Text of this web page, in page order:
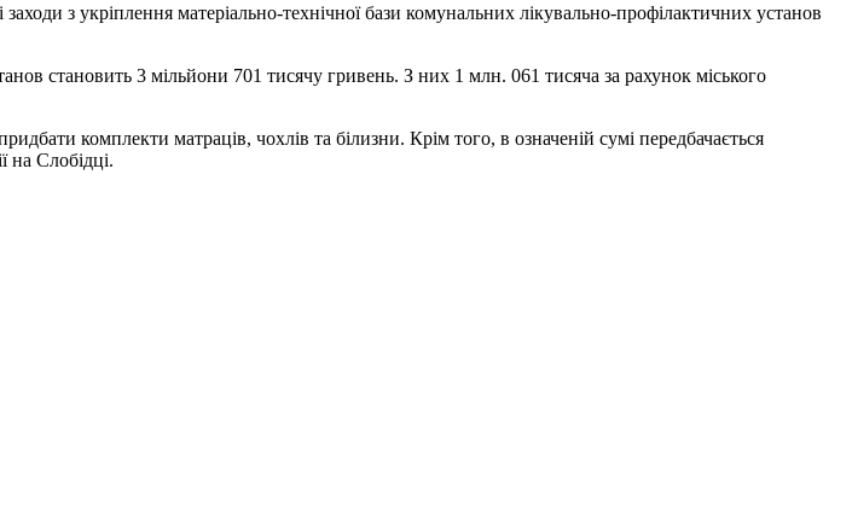
з укріплення матеріально-технічної бази комунальних лікувально-профілактичних установ
становить 3 мільйони 701 тисячу гривень. З них 1 млн. 061 тисяча за рахунок міського
комплекти матраців, чохлів та білизни. Крім того, в означеній сумі передбачається
на Слобідці.